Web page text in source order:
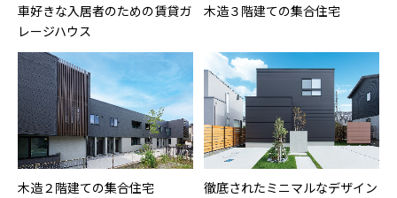
車好きな入居者のための賃貸ガ
レージハウス
木造３階建ての集合住宅
木造２階建ての集合住宅 徹底されたミニマルなデザイン